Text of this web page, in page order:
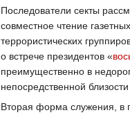
Последователи секты
совместное чтение
террористических
о встрече президентов «
преимущественно в
непосредственной
Вторая форма служения, в